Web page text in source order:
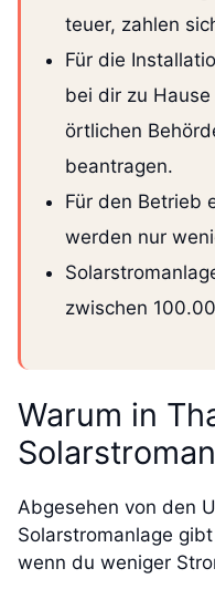
teuer, zahlen
Für die
bei dir zu
örtlichen
beantragen.
Für den Betrieb
werden nur
zwischen
Warum in
Abgesehen von den
Solarstromanlage
wenn du weniger